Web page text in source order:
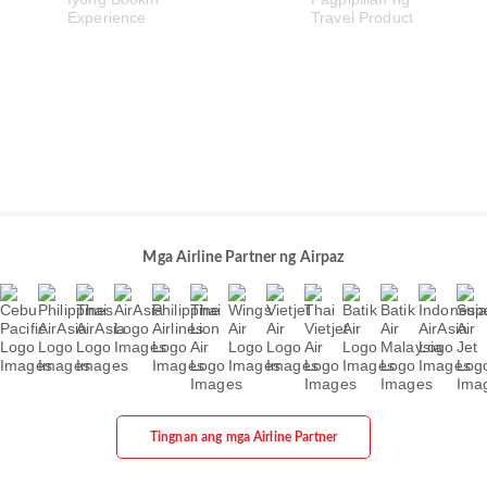
Mga Airline Partner ng Airpaz
Tingnan ang mga Airline Partner